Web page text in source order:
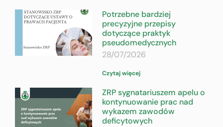
Potrzebne bardziej
precyzyjne przepisy
dotyczące praktyk
pseudomedycznych
28/07/2026
Czytaj więcej
ZRP sygnatariuszem apelu o
kontynuowanie prac nad
wykazem zawodów
deficytowych